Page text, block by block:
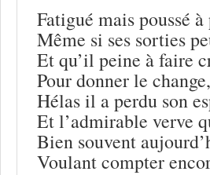
Fatigué mais poussé
Même si ses sorties
Et qu’il peine à faire
Pour donner le
Hélas il a perdu son
Et l’admirable verve
Bien souvent
Voulant compter